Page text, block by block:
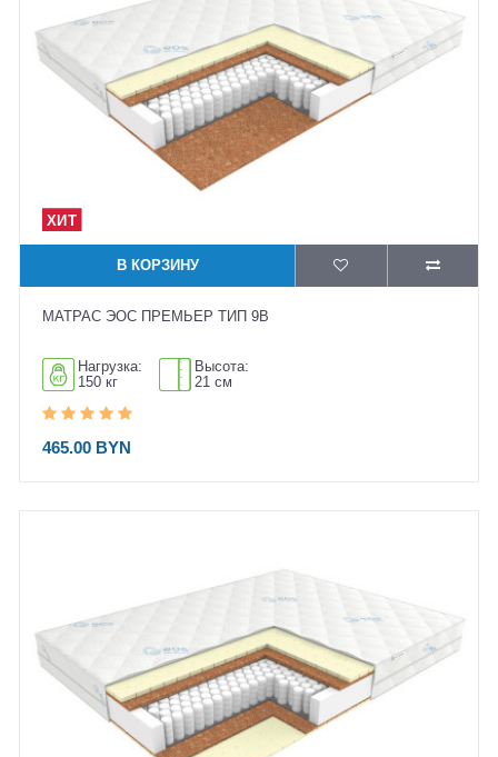
В КОРЗИНУ
МАТРАС ЭОС ПРЕМЬЕР ТИП 9B
Нагрузка:
150 кг
Высота:
21 см
465.00 BYN